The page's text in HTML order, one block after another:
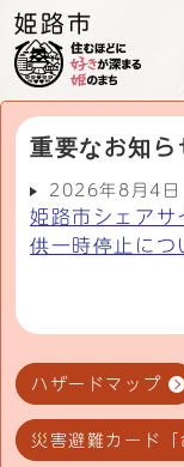
重要なお知ら
2026年8月4日
姫路市シェアサ
供一時停止につ
ハザードマップ
災害避難カード「